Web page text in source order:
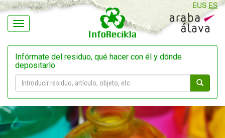
Navegación
EUS ES
Infórmate del residuo, qué hacer con él y dónde
depositarlo